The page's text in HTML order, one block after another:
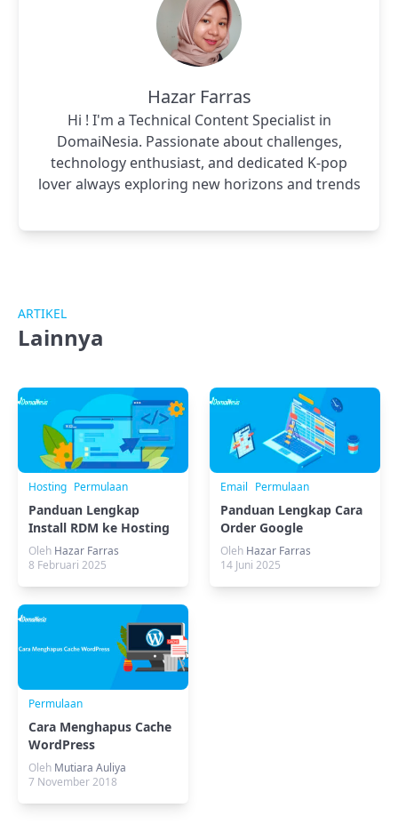
Hazar Farras
Hi ! I'm a Technical Content Specialist in
DomaiNesia. Passionate about challenges,
technology enthusiast, and dedicated K-pop
lover always exploring new horizons and trends
ARTIKEL
Lainnya
Hosting Permulaan
Panduan Lengkap
Install RDM ke Hosting
cPanel Tanpa Ribet
Oleh Hazar Farras
8 Februari 2025
Email Permulaan
Panduan Lengkap Cara
Order Google
Workspace
Oleh Hazar Farras
14 Juni 2025
Permulaan
Cara Menghapus Cache
WordPress
Oleh Mutiara Auliya
7 November 2018